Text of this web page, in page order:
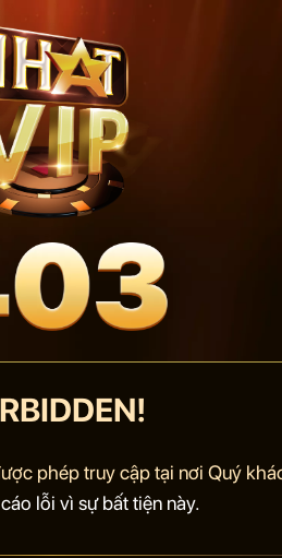
phép truy cập tại nơi Quý
lỗi vì sự bất tiện này.